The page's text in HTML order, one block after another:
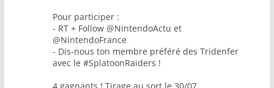
Pour participer :
- RT + Follow @NintendoActu et
@NintendoFrance
- Dis-nous ton membre préféré des Tridenfer
avec le #SplatoonRaiders !
4 gagnants ! Tirage au sort le 30/07.